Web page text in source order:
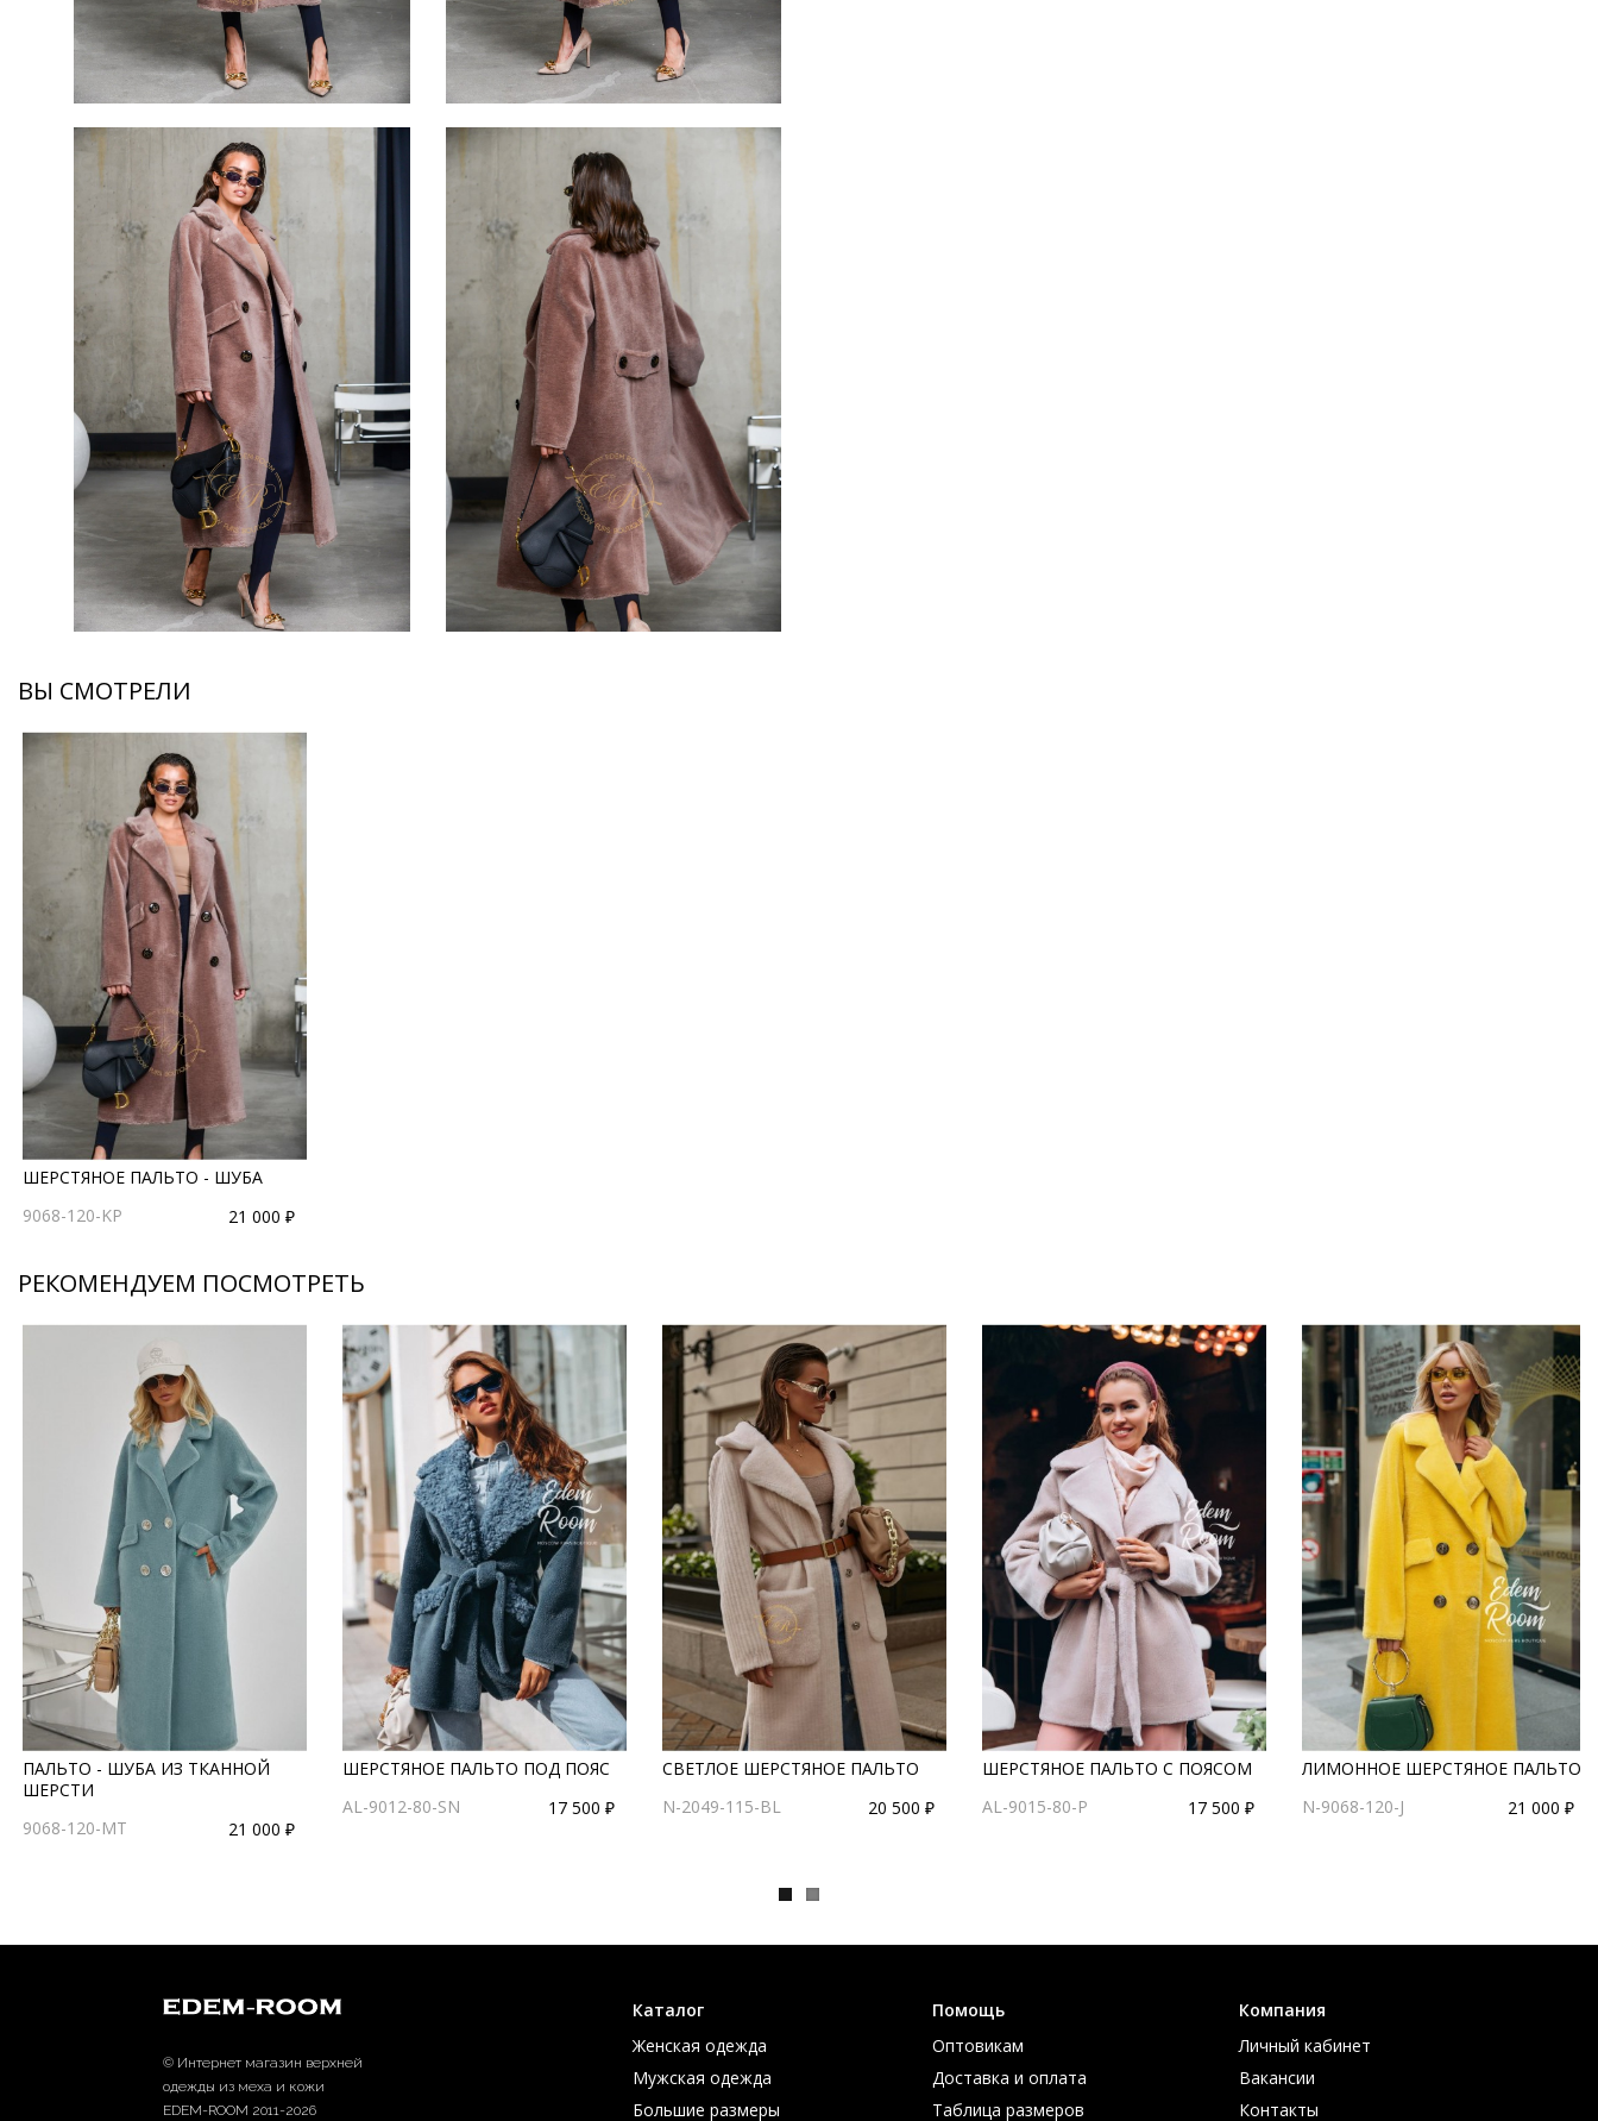
ВЫ СМОТРЕЛИ
ШЕРСТЯНОЕ ПАЛЬТО - ШУБА
9068-120-KP
21 000 ₽
РЕКОМЕНДУЕМ ПОСМОТРЕТЬ
ПАЛЬТО - ШУБА ИЗ ТКАННОЙ
ШЕРСТИ
9068-120-MT
21 000 ₽
ШЕРСТЯНОЕ ПАЛЬТО ПОД ПОЯС
AL-9012-80-SN
17 500 ₽
СВЕТЛОЕ ШЕРСТЯНОЕ ПАЛЬТО
N-2049-115-BL
20 500 ₽
ШЕРСТЯНОЕ ПАЛЬТО С ПОЯСОМ
AL-9015-80-P
17 500 ₽
ЛИМОННОЕ ШЕРСТЯНОЕ ПАЛЬТО
N-9068-120-J
21 000 ₽
© Интернет магазин верхней
одежды из меха и кожи
EDEM-ROOM 2011-2026
Каталог
Женская одежда
Мужская одежда
Большие размеры
Помощь
Оптовикам
Доставка и оплата
Таблица размеров
Компания
Личный кабинет
Вакансии
Контакты